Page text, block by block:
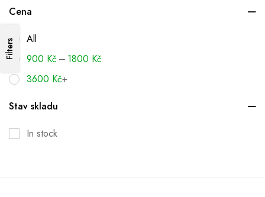
Cena
All
900 Kč – 1800 Kč
3600 Kč+
Stav skladu
In stock
Filters